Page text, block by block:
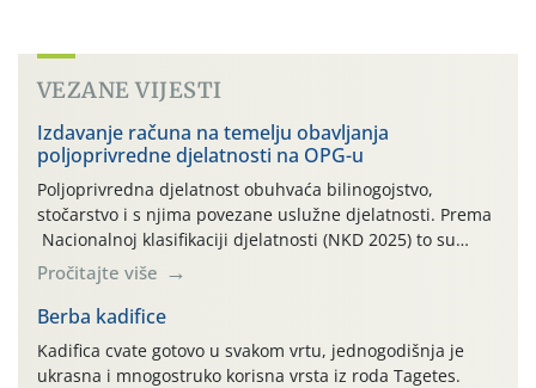
VEZANE VIJESTI
Izdavanje računa na temelju obavljanja
poljoprivredne djelatnosti na OPG-u
Poljoprivredna djelatnost obuhvaća bilinogojstvo,
stočarstvo i s njima povezane uslužne djelatnosti. Prema
Nacionalnoj klasifikaciji djelatnosti (NKD 2025) to su
skupne 01.1, 01.2, 01.3, 01.4, 01.5 i 01.6. Djelatnost
prerade poljoprivrednih proizvoda je svako djelovanje na
poljoprivredni proizvod čiji je rezultat proizvod koji
također može biti poljoprivredni proizvod poput npr.
maslinovog ulja, bučinog ulja, vino od […]
Pročitajte više
Berba kadifice
Kadifica cvate gotovo u svakom vrtu, jednogodišnja je
ukrasna i mnogostruko korisna vrsta iz roda Tagetes.